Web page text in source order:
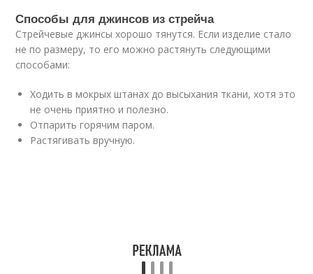
Способы для джинсов из стрейча
Стрейчевые джинсы хорошо тянутся. Если изделие стало
не по размеру, то его можно растянуть следующими
способами:
Ходить в мокрых штанах до высыхания ткани, хотя это
не очень приятно и полезно.
Отпарить горячим паром.
Растягивать вручную.